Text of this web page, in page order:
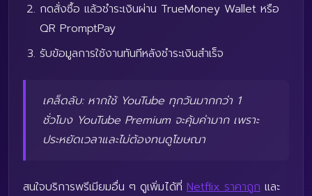
กดสั่งซื้อ แล้วชำระเงินผ่าน TrueMoney Wallet หรือ
QR PromptPay
รับข้อมูลการใช้งานทันทีหลังชำระเงินสำเร็จ
เคล็ดลับ: หากใช้ YouTube ทุกวันมากกว่า 1
ชั่วโมง YouTube Premium จะคุ้มค่ามาก เพราะ
ประหยัดเวลาและไม่ต้องทนดูโฆษณา
สนใจบริการพรีเมียมอื่น ๆ ดูเพิ่มได้ที่ Netflix ราคาถูก และ